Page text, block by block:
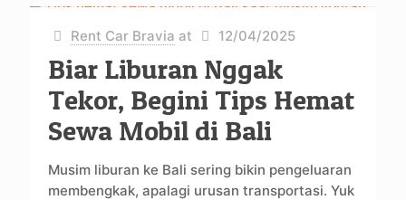
Rent Car Bravia at 12/04/2025
Biar Liburan Nggak
Tekor, Begini Tips Hemat
Sewa Mobil di Bali
Musim liburan ke Bali sering bikin pengeluaran
membengkak, apalagi urusan transportasi. Yuk